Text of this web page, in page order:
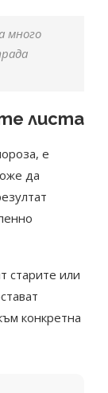
много
листа
е
да
старите или
конкретна